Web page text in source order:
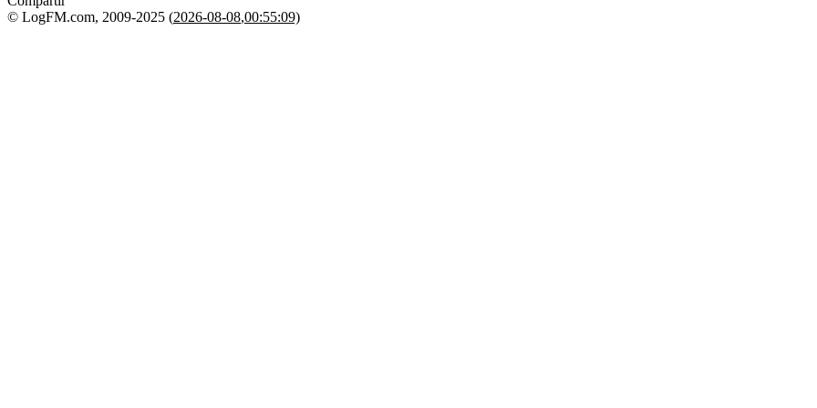
© LogFM.com, 2009-2025 (2026-08-08,00:55:09)